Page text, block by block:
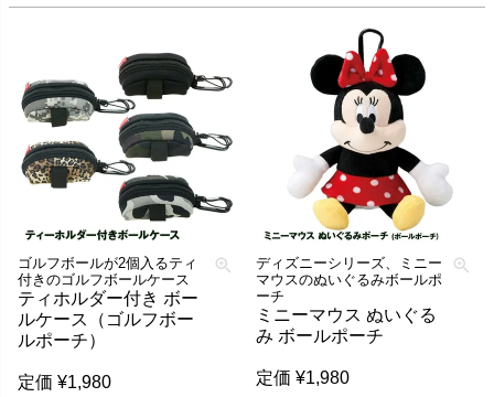
ゴルフボールが2個入るティ
付きのゴルフボールケース
ティホルダー付き ボー
ルケース（ゴルフボー
ルポーチ）
定価 ¥1,980
ディズニーシリーズ、ミニー
マウスのぬいぐるみボールポ
ーチ
ミニーマウス ぬいぐる
み ボールポーチ
定価 ¥1,980